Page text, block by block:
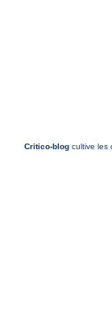
Critico-blog cultive les